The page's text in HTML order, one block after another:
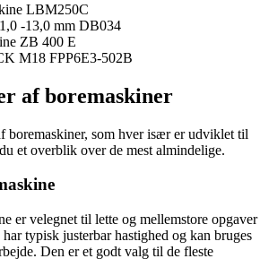
LBM250C
-13,0 mm DB034
ZB 400 E
M18 FPP6E3-502B
af boremaskiner
boremaskiner, som hver især er udviklet til
et overblik over de mest almindelige.
er velegnet til lette og mellemstore opgaver
typisk justerbar hastighed og kan bruges
Den er et godt valg til de fleste